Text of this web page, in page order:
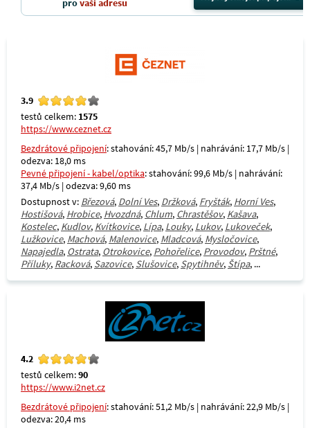
provaši adresu
3.9
testů celkem: 1575
https://www.ceznet.cz
Bezdrátové připojení: stahování: 45,7 Mb/s | nahrávání: 17,7 Mb/s |
odezva: 18,0 ms
Pevné připojení - kabel/optika: stahování: 99,6 Mb/s | nahrávání:
37,4 Mb/s | odezva: 9,60 ms
Dostupnost v: Březová, Dolní Ves, Držková, Fryšták, Horní Ves,
Hostišová, Hrobice, Hvozdná, Chlum, Chrastěšov, Kašava,
Kostelec, Kudlov, Kvítkovice, Lípa, Louky, Lukov, Lukoveček,
Lužkovice, Machová, Malenovice, Mladcová, Mysločovice,
Napajedla, Ostrata, Otrokovice, Pohořelice, Provodov, Prštné,
Příluky, Racková, Sazovice, Slušovice, Spytihněv, Štípa, ...
4.2
testů celkem:90
https://www.i2net.cz
Bezdrátové připojení: stahování: 51,2 Mb/s | nahrávání: 22,9 Mb/s |
odezva: 20,4 ms